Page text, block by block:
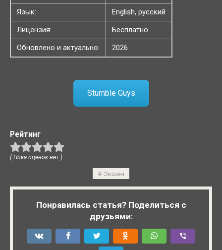
Язык:
English, русский
Лицензия:
Бесплатно
Обновлено и актуально:
2026
Stumble Guys
Рейтинг
( Пока оценок нет )
Экшен
Понравилась статья? Поделиться с
друзьями: